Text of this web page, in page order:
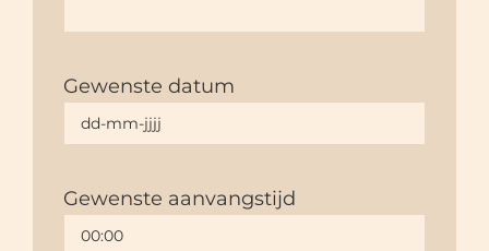
Gewenste datum
Gewenste aanvangstijd